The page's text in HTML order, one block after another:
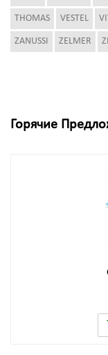
THOMAS VESTEL
ZANUSSI ZELMER
Горячие